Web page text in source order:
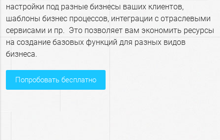
настройки под разные бизнесы ваших клиентов,
шаблоны бизнес процессов, интеграции с отраслевыми
сервисами и пр. Это позволяет вам экономить ресурсы
на создание базовых функций для разных видов
бизнеса.
попробовать бесплатно